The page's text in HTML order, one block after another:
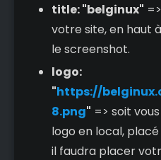
title: "belginux"
votre site, en haut
le screenshot.
logo:
"https://
8.png" => soit
logo en local, placé
il faudra placer